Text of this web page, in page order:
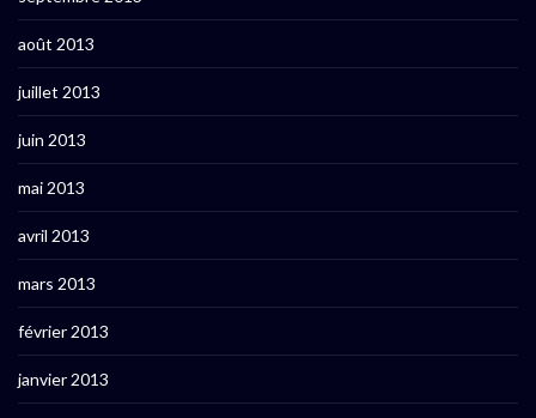
août 2013
juillet 2013
juin 2013
mai 2013
avril 2013
mars 2013
février 2013
janvier 2013